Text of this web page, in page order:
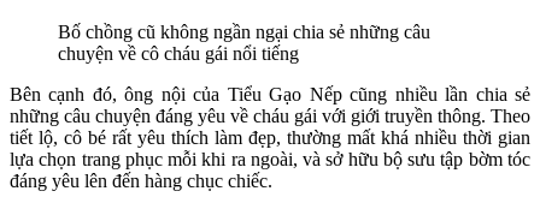
Bố chồng cũ không ngần ngại chia sẻ những câu
chuyện về cô cháu gái nổi tiếng
Bên cạnh đó, ông nội của Tiểu Gạo Nếp cũng nhiều lần chia sẻ
những câu chuyện đáng yêu về cháu gái với giới truyền thông. Theo
tiết lộ, cô bé rất yêu thích làm đẹp, thường mất khá nhiều thời gian
lựa chọn trang phục mỗi khi ra ngoài, và sở hữu bộ sưu tập bờm tóc
đáng yêu lên đến hàng chục chiếc.